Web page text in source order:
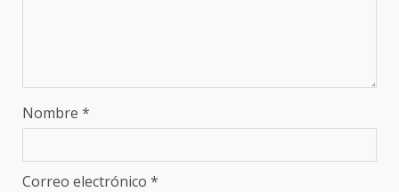
Nombre *
Correo electrónico *